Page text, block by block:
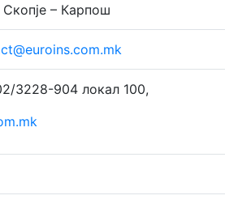
– Карпош
3228-904 локал 100,